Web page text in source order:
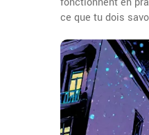
ce que tu dois